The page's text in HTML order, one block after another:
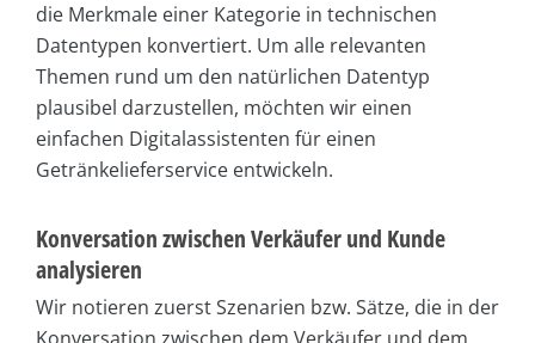
die Merkmale einer Kategorie in technischen
Datentypen konvertiert. Um alle relevanten
Themen rund um den natürlichen Datentyp
plausibel darzustellen, möchten wir einen
einfachen Digitalassistenten für einen
Getränkelieferservice entwickeln.
Konversation zwischen Verkäufer und Kunde
analysieren
Wir notieren zuerst Szenarien bzw. Sätze, die in der